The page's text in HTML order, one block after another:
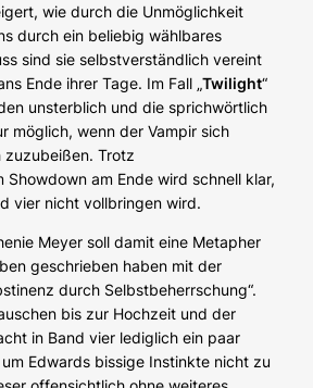
wie durch die Unmöglichkeit
durch ein beliebig wählbares
sind sie selbstverständlich vereint
Ende ihrer Tage. Im Fall „Twilight“
unsterblich und die sprichwörtlich
möglich, wenn der Vampir sich
Trotz
Showdown am Ende wird schnell klar,
vier nicht vollbringen wird.
Meyer soll damit eine Metapher
geschrieben haben mit der
durch Selbstbeherrschung“.
bis zur Hochzeit und der
in Band vier lediglich ein paar
Edwards bissige Instinkte nicht zu